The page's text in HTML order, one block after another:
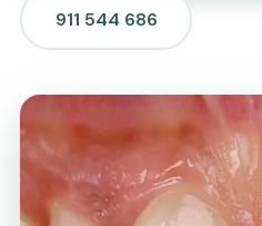
911 544 686